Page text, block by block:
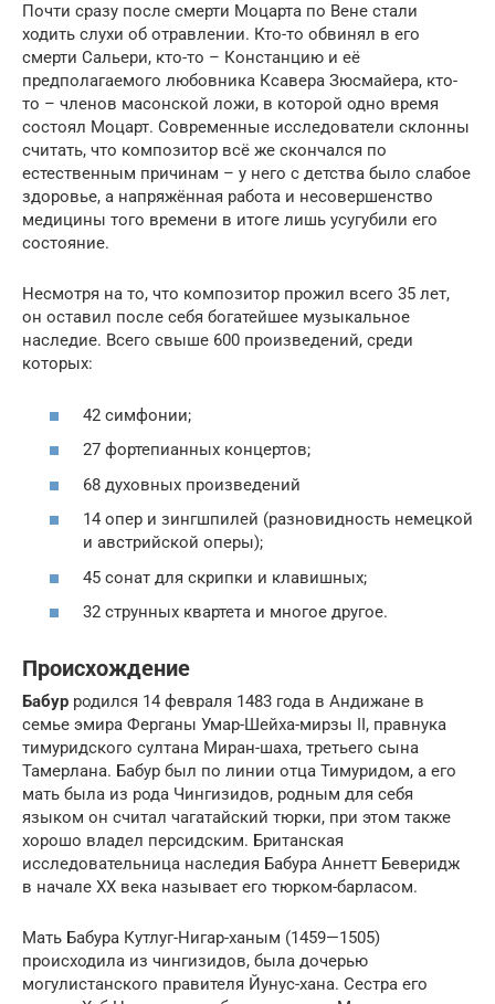
Почти сразу после смерти Моцарта по Вене стали
ходить слухи об отравлении. Кто-то обвинял в его
смерти Сальери, кто-то – Констанцию и её
предполагаемого любовника Ксавера Зюсмайера, кто-
то – членов масонской ложи, в которой одно время
состоял Моцарт. Современные исследователи склонны
считать, что композитор всё же скончался по
естественным причинам – у него с детства было слабое
здоровье, а напряжённая работа и несовершенство
медицины того времени в итоге лишь усугубили его
состояние.
Несмотря на то, что композитор прожил всего 35 лет,
он оставил после себя богатейшее музыкальное
наследие. Всего свыше 600 произведений, среди
которых:
42 симфонии;
27 фортепианных концертов;
68 духовных произведений
14 опер и зингшпилей (разновидность немецкой
и австрийской оперы);
45 сонат для скрипки и клавишных;
32 струнных квартета и многое другое.
Происхождение
Бабур родился 14 февраля 1483 года в Андижане в
семье эмира Ферганы Умар-Шейха-мирзы II, правнука
тимуридского султана Миран-шаха, третьего сына
Тамерлана. Бабур был по линии отца Тимуридом, а его
мать была из рода Чингизидов, родным для себя
языком он считал чагатайский тюрки, при этом также
хорошо владел персидским. Британская
исследовательница наследия Бабура Аннетт Беверидж
в начале ХХ века называет его тюрком-барласом.
Мать Бабура Кутлуг-Нигар-ханым (1459—1505)
происходила из чингизидов, была дочерью
могулистанского правителя Йунус-хана. Сестра его